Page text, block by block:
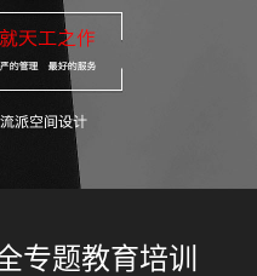
专题教育培训